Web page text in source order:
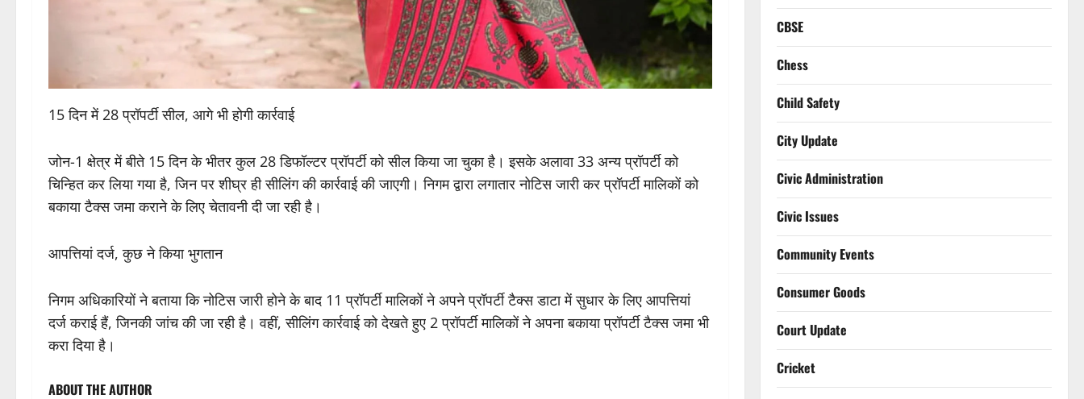
15 दिन में 28 प्रॉपर्टी सील, आगे भी होगी कार्रवाई
जोन-1 क्षेत्र में बीते 15 दिन के भीतर कुल 28 डिफॉल्टर प्रॉपर्टी को सील किया जा चुका है। इसके अलावा 33 अन्य प्रॉपर्टी को
चिन्हित कर लिया गया है, जिन पर शीघ्र ही सीलिंग की कार्रवाई की जाएगी। निगम द्वारा लगातार नोटिस जारी कर प्रॉपर्टी मालिकों को
बकाया टैक्स जमा कराने के लिए चेतावनी दी जा रही है।
आपत्तियां दर्ज, कुछ ने किया भुगतान
निगम अधिकारियों ने बताया कि नोटिस जारी होने के बाद 11 प्रॉपर्टी मालिकों ने अपने प्रॉपर्टी टैक्स डाटा में सुधार के लिए आपत्तियां
दर्ज कराई हैं, जिनकी जांच की जा रही है। वहीं, सीलिंग कार्रवाई को देखते हुए 2 प्रॉपर्टी मालिकों ने अपना बकाया प्रॉपर्टी टैक्स जमा भी
करा दिया है।
ABOUT THE AUTHOR
CBSE
Chess
Child Safety
City Update
Civic Administration
Civic Issues
Community Events
Consumer Goods
Court Update
Cricket